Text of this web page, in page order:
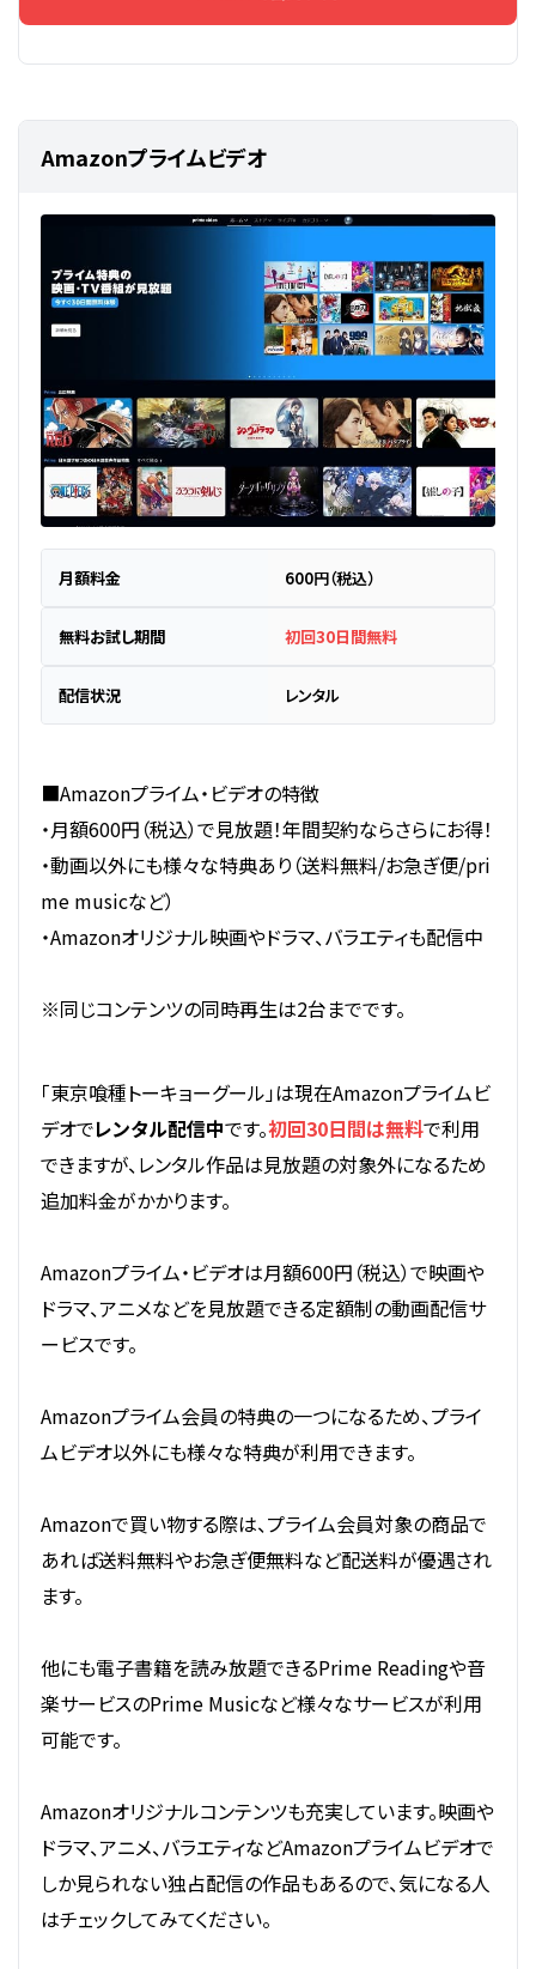
Amazonプライムビデオ
月額料金 600円（税込）
無料お試し期間 初回30日間無料
配信状況 レンタル
■Amazonプライム・ビデオの特徴
・月額600円（税込）で見放題！年間契約ならさらにお得！
・動画以外にも様々な特典あり（送料無料/お急ぎ便/pri
me musicなど）
・Amazonオリジナル映画やドラマ、バラエティも配信中
※同じコンテンツの同時再生は2台までです。
「東京喰種トーキョーグール」は現在Amazonプライムビ
デオでレンタル配信中です。初回30日間は無料で利用
できますが、レンタル作品は見放題の対象外になるため
追加料金がかかります。
Amazonプライム・ビデオは月額600円（税込）で映画や
ドラマ、アニメなどを見放題できる定額制の動画配信サ
ービスです。
Amazonプライム会員の特典の一つになるため、プライ
ムビデオ以外にも様々な特典が利用できます。
Amazonで買い物する際は、プライム会員対象の商品で
あれば送料無料やお急ぎ便無料など配送料が優遇され
ます。
他にも電子書籍を読み放題できるPrime Readingや音
楽サービスのPrime Musicなど様々なサービスが利用
可能です。
Amazonオリジナルコンテンツも充実しています。映画や
ドラマ、アニメ、バラエティなどAmazonプライムビデオで
しか見られない独占配信の作品もあるので、気になる人
はチェックしてみてください。